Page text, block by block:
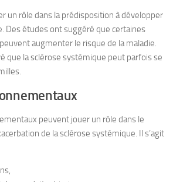
un rôle dans la prédisposition à développer
Des études ont suggéré que certaines
augmenter le risque de la maladie.
que la sclérose systémique peut parfois se
peuvent jouer un rôle dans le
de la sclérose systémique. Il s’agit